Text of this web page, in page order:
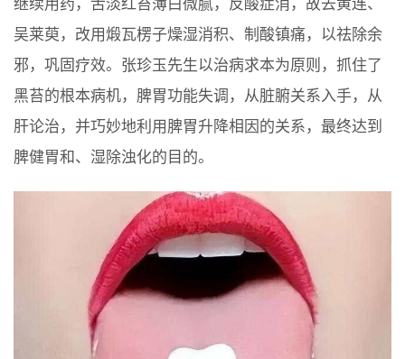
继续用药，舌淡红苔薄白微腻，反酸症消，故去黄连、
吴莱萸，改用煅瓦楞子燥湿消积、制酸镇痛，以祛除余
邪，巩固疗效。张珍玉先生以治病求本为原则，抓住了
黑苔的根本病机，脾胃功能失调，从脏腑关系入手，从
肝论治，并巧妙地利用脾胃升降相因的关系，最终达到
脾健胃和、湿除浊化的目的。